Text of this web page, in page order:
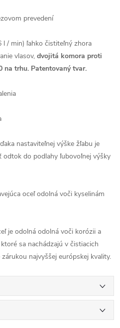
prevedení
l / min) ľahko čistiteľný zhora
vlasov, dvojitá komora proti
na trhu. Patentovaný tvar.
nastaviteľnej výške žľabu je
do podlahy ľubovoľnej výšky
oceľ odolná voči kyselinám
je odolná odolná voči korózii a
sa nachádzajú v čistiacich
najvyššej európskej kvality.